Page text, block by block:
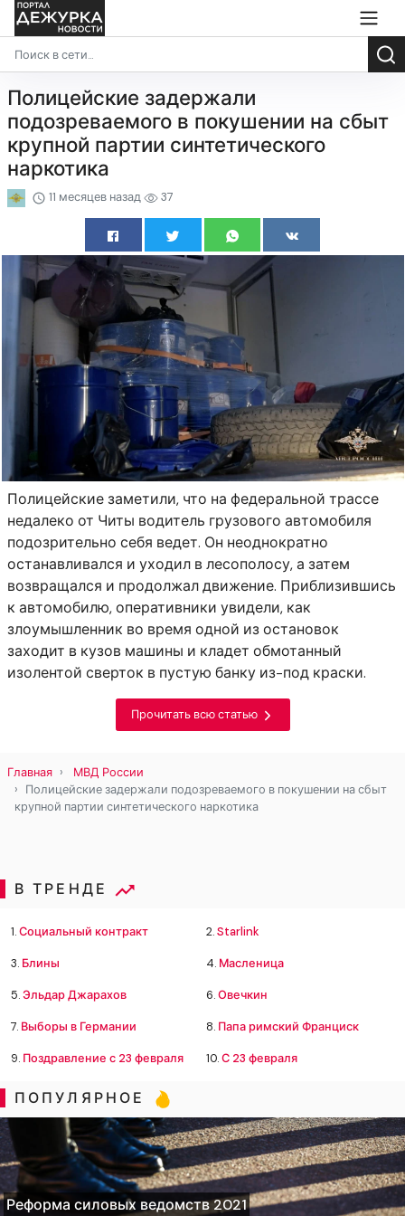
Полицейские задержали
подозреваемого в покушении на сбыт
крупной партии синтетического
наркотика
11 месяцев назад 37
Полицейские заметили, что на федеральной трассе
недалеко от Читы водитель грузового автомобиля
подозрительно себя ведет. Он неоднократно
останавливался и уходил в лесополосу, а затем
возвращался и продолжал движение. Приблизившись
к автомобилю, оперативники увидели, как
злоумышленник во время одной из остановок
заходит в кузов машины и кладет обмотанный
изолентой сверток в пустую банку из-под краски.
Прочитать всю статью
Главная
МВД России
Полицейские задержали подозреваемого в покушении на сбыт
крупной партии синтетического наркотика
В ТРЕНДЕ
1.Социальный контракт 2.Starlink
3. Блины 4. Масленица
5.Эльдар Джарахов 6.Овечкин
7. Выборы в Германии 8. Папа римский Франциск
9. Поздравление с 23 февраля 10.С 23 февраля
ПОПУЛЯРНОЕ
Реформа силовых ведомств 2021